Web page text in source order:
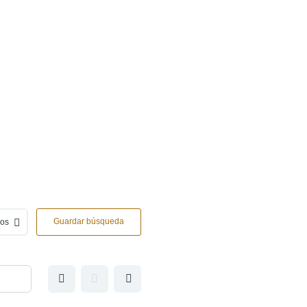
Guardar búsqueda